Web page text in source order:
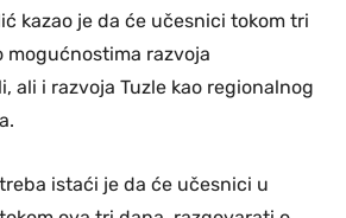
kazao je da će učesnici tokom tri
mogućnostima razvoja
ali i razvoja Tuzle kao regionalnog
istaći je da će učesnici u